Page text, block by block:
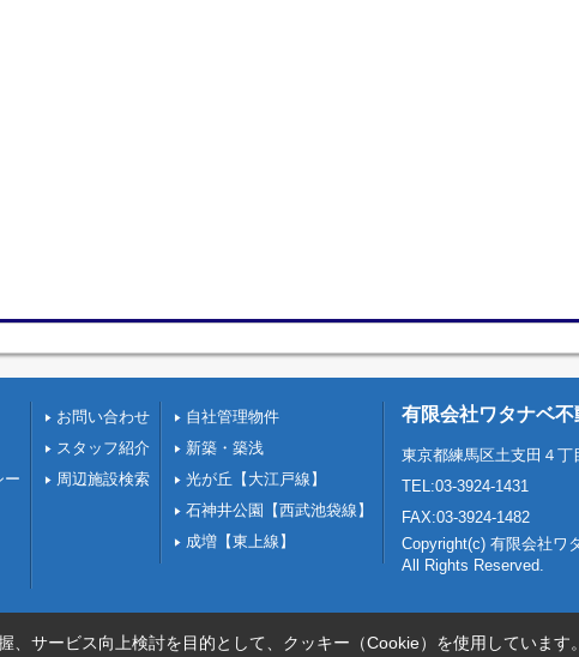
ー
お問い合わせ
スタッフ紹介
周辺施設検索
自社管理物件
新築・築浅
光が丘【大江戸線】
石神井公園【西武池袋線】
成増【東上線】
有限会社ワタナベ不
東京都練馬区土支田４丁
TEL:03-3924-1431
FAX:03-3924-1482
Copyright(c) 有限会社ワ
All Rights Reserved.
、サービス向上検討を目的として、クッキー（Cookie）を使用しています